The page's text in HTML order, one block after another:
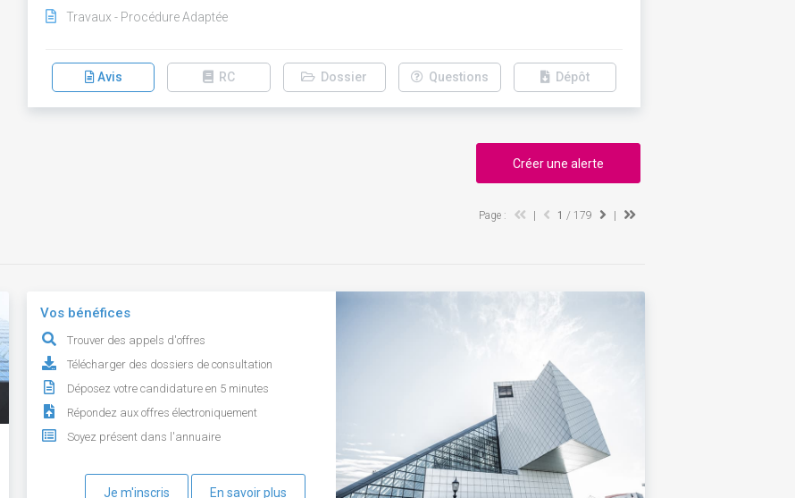
Travaux - Procédure Adaptée
Avis RC Dossier Questions Dépôt
Créer une alerte
Page : 1 / 179
Vos bénéfices
Trouver des appels d'offres
Télécharger des dossiers de consultation
Déposez votre candidature en 5 minutes
Répondez aux offres électroniquement
Soyez présent dans l'annuaire
Je m'inscris En savoir plus